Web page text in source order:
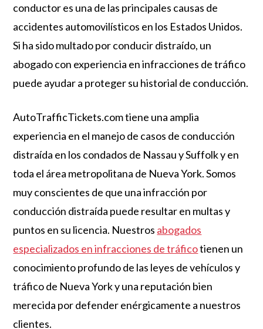
conductor es una de las principales causas de
accidentes automovilísticos en los Estados Unidos.
Si ha sido multado por conducir distraído, un
abogado con experiencia en infracciones de tráfico
puede ayudar a proteger su historial de conducción.
AutoTrafficTickets.com tiene una amplia
experiencia en el manejo de casos de conducción
distraída en los condados de Nassau y Suffolk y en
toda el área metropolitana de Nueva York. Somos
muy conscientes de que una infracción por
conducción distraída puede resultar en multas y
puntos en su licencia. Nuestros abogados
especializados en infracciones de tráficotienen un
conocimiento profundo de las leyes de vehículos y
tráfico de Nueva York y una reputación bien
merecida por defender enérgicamente a nuestros
clientes.